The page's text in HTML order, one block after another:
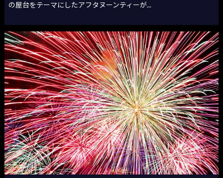
の屋台をテーマにしたアフタヌーンティーが...